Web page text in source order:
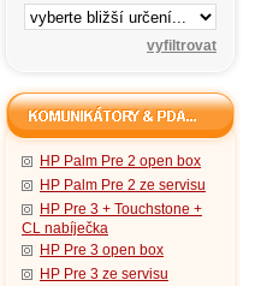
HP Palm Pre 2 open box
HP Palm Pre 2 ze servisu
HP Pre 3 + Touchstone +
CL nabíječka
HP Pre 3 open box
HP Pre 3 ze servisu